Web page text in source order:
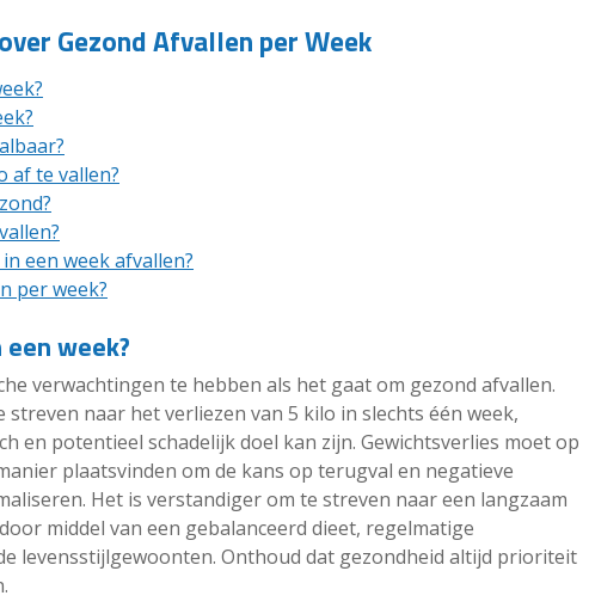
Gezond Afvallen per Week
af te vallen?
een week afvallen?
per week?
week?
verwachtingen te hebben als het gaat om gezond afvallen.
naar het verliezen van 5 kilo in slechts één week,
en potentieel schadelijk doel kan zijn. Gewichtsverlies moet op
plaatsvinden om de kans op terugval en negatieve
Het is verstandiger om te streven naar een langzaam
middel van een gebalanceerd dieet, regelmatige
levensstijlgewoonten. Onthoud dat gezondheid altijd prioriteit